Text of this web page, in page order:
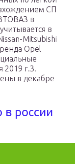
СП
в
в
Mitsubishi
Opel
2019 г.3.
в декабре
в россии